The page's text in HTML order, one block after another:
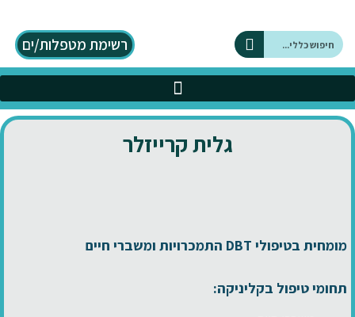
רשימת מטפלות/ים
גלית קרייזלר
מומחית בטיפולי DBT התמכרויות ומשברי חיים
תחומי טיפול בקליניקה: